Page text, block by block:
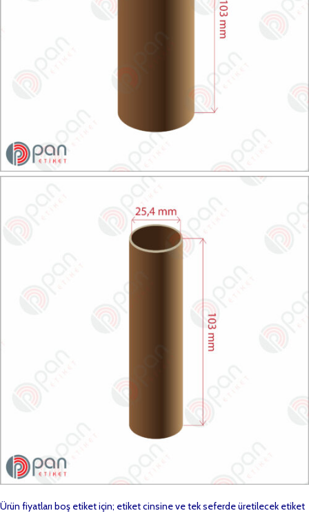
Ürün fiyatları boş etiket için; etiket cinsine ve tek seferde üretilecek etiket